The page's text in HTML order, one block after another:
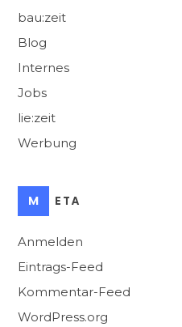
bau:zeit
Blog
Internes
Jobs
lie:zeit
Werbung
META
Anmelden
Eintrags-Feed
Kommentar-Feed
WordPress.org